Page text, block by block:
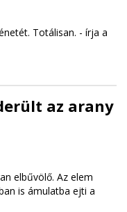
Totálisan. - írja a
az arany
elbűvölő. Az elem
is ámulatba ejti a